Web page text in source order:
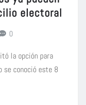
electoral
0
la opción para
se conoció este 8